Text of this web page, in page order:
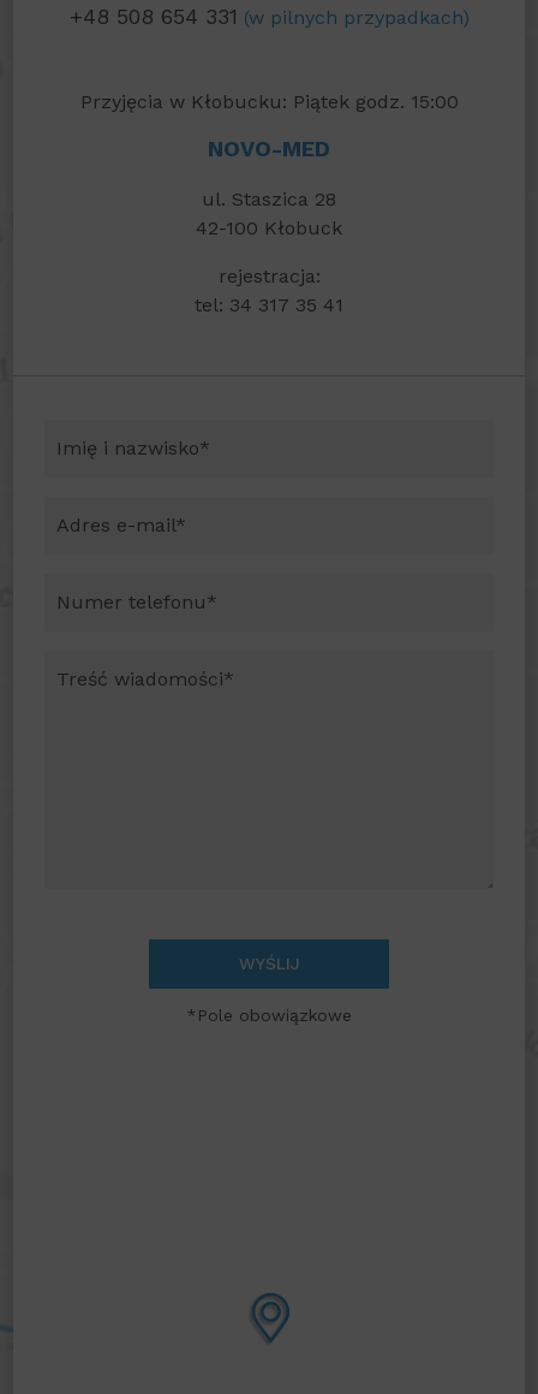
+48 508 654 331 (w pilnych przypadkach)
Przyjęcia w Kłobucku: Piątek godz. 15:00
NOVO-MED
ul. Staszica 28
42-100 Kłobuck
rejestracja:
tel: 34 317 35 41
WYŚLIJ
*Pole obowiązkowe